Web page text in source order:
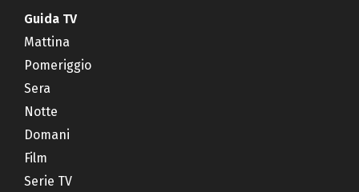
Guida TV
Mattina
Pomeriggio
Sera
Notte
Domani
Film
Serie TV